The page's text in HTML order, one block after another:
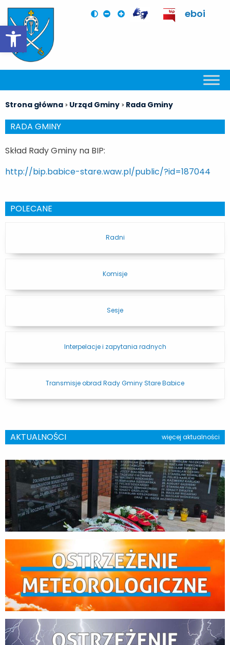
Otwórz pasek narzędzi
eboi
Strona główna > Urząd Gminy > Rada Gminy
RADA GMINY
Skład Rady Gminy na BIP:
http://bip.babice-stare.waw.pl/public/?id=187044
POLECANE
Radni
Komisje
Sesje
Interpelacje i zapytania radnych
Transmisje obrad Rady Gminy Stare Babice
AKTUALNOŚCI więcej aktualności